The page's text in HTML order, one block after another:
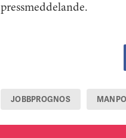
pressmeddelande.
JOBBPROGNOS